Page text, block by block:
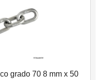
grado 70 8 mm x 50